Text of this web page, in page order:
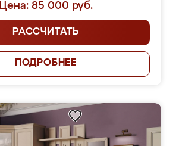
Цена: 85 000 руб.
РАССЧИТАТЬ
ПОДРОБНЕЕ